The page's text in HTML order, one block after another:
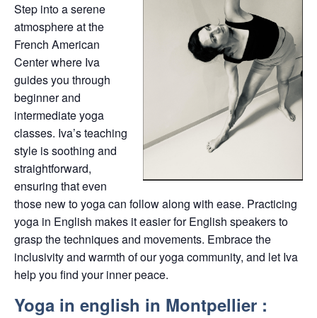
Step into a serene
atmosphere at the
French American
Center where Iva
guides you through
beginner and
intermediate yoga
classes. Iva’s teaching
style is soothing and
straightforward,
ensuring that even
those new to yoga can follow along with ease. Practicing
yoga in English makes it easier for English speakers to
grasp the techniques and movements. Embrace the
inclusivity and warmth of our yoga community, and let Iva
help you find your inner peace.
Yoga in english in Montpellier :